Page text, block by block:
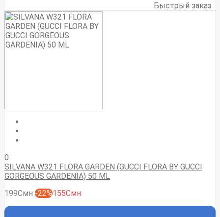
Быстрый заказ
0
SILVANA W321 FLORA GARDEN (GUCCI FLORA BY GUCCI
GORGEOUS GARDENIA) 50 ML
199Смн -22%155Смн